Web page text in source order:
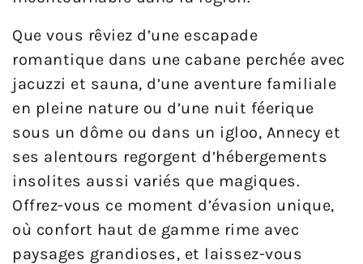
Que vous rêviez d’une escapade
romantique dans une cabane perchée avec
jacuzzi et sauna, d’une aventure familiale
en pleine nature ou d’une nuit féerique
sous un dôme ou dans un igloo, Annecy et
ses alentours regorgent d’hébergements
insolites aussi variés que magiques.
Offrez-vous ce moment d’évasion unique,
où confort haut de gamme rime avec
paysages grandioses, et laissez-vous